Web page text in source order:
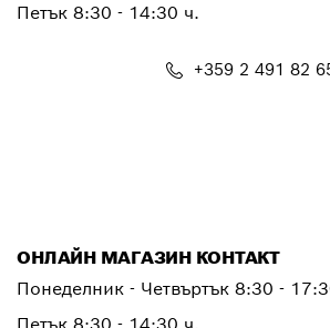
Петък 8:30 - 14:30 ч.
+359 2 491 82
ОНЛАЙН МАГАЗИН КОНТАКТ
Понеделник - Четвъртък 8:30 -